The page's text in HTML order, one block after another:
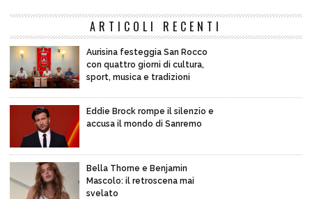
ARTICOLI RECENTI
Aurisina festeggia San Rocco
con quattro giorni di cultura,
sport, musica e tradizioni
Eddie Brock rompe il silenzio e
accusa il mondo di Sanremo
Bella Thorne e Benjamin
Mascolo: il retroscena mai
svelato